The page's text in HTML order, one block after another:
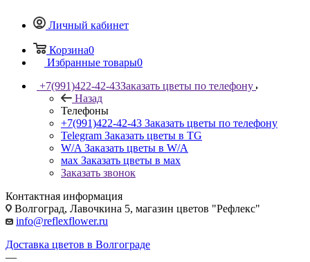
Личный кабинет
Корзина0
Избранные товары0
+7(991)422-42-43Заказать цветы по телефону
Назад
Телефоны
+7(991)422-42-43 Заказать цветы по телефону
Telegram Заказать цветы в TG
W/A Заказать цветы в W/A
мах Заказать цветы в мах
Заказать звонок
Контактная информация
Волгоград, Лавочкина 5, магазин цветов "Рефлекс"
info@reflexflower.ru
Доставка цветов в Волгограде
—